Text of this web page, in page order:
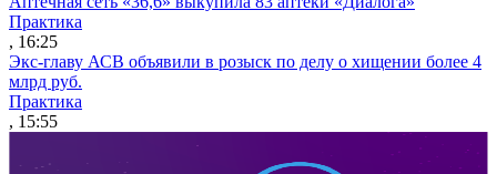
Практика
, 16:25
Экс-главу АСВ объявили в розыск по делу о хищении более 4
млрд руб.
Практика
, 15:55